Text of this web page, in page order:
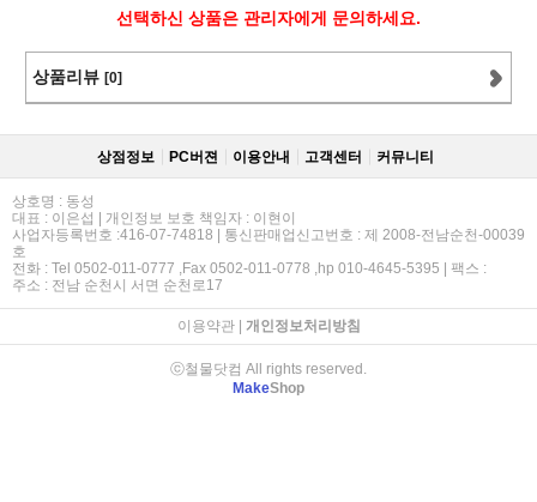
선택하신 상품은 관리자에게 문의하세요.
상품리뷰 [0]
상점정보 PC버젼 이용안내 고객센터 커뮤니티
상호명 : 동성
대표 : 이은섭 | 개인정보 보호 책임자 : 이현이
사업자등록번호 :416-07-74818 | 통신판매업신고번호 : 제 2008-전남순천-00039
호
전화 : Tel 0502-011-0777 ,Fax 0502-011-0778 ,hp 010-4645-5395 | 팩스 :
주소 : 전남 순천시 서면 순천로17
이용약관| 개인정보처리방침
ⓒ철물닷컴 All rights reserved.
MakeShop